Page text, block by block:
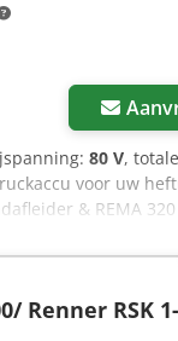
80 V,
voor uw
& REMA
100% (C5
mm Dsdsy Rnp
modellen en
accumaten
Renner RSK 1-